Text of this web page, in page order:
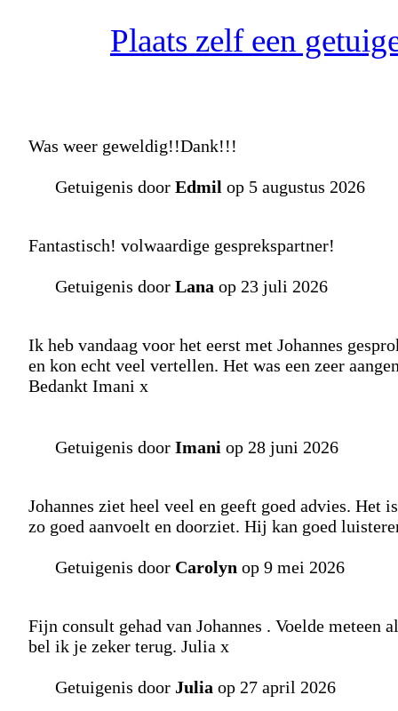
Plaats zelf een
Was weer geweldig!!Dank!!!
Getuigenis door Edmil op 5 augustus 2026
Fantastisch! volwaardige gesprekspartner!
Getuigenis door Lana op 23 juli 2026
Ik heb vandaag voor het eerst met Johannes
en kon echt veel vertellen. Het was een zeer
Bedankt Imani x
Getuigenis door Imani op 28 juni 2026
Johannes ziet heel veel en geeft goed advies. Het
zo goed aanvoelt en doorziet. Hij kan goed
Getuigenis door Carolyn op 9 mei 2026
Fijn consult gehad van Johannes . Voelde
bel ik je zeker terug. Julia x
Getuigenis door Julia op 27 april 2026